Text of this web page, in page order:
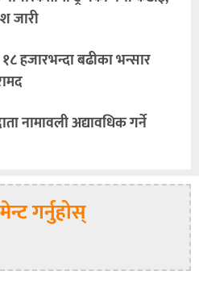
जारी
हजारभन्दा बढीका भन्सार
नामावली अद्यावधिक गर्ने
गर्नुहोस्